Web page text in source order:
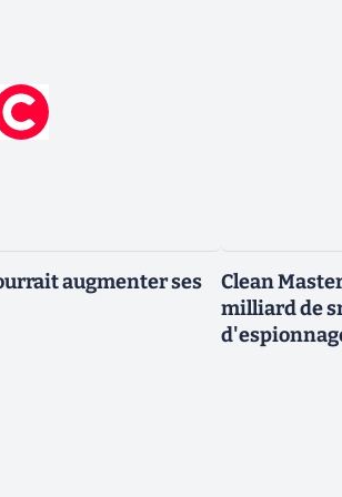
augmenter ses
Clean
milliard de